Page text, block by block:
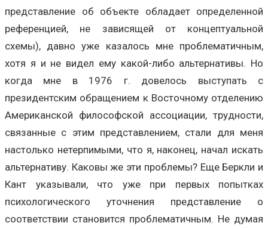
представление об объекте обладает определенной
референцией, не зависящей от концептуальной
схемы), давно уже казалось мне проблематичным,
хотя я и не видел ему какой-либо альтернативы. Но
когда мне в 1976 г. довелось выступать с
президентским обращением к Восточному отделению
Американской философской ассоциации, трудности,
связанные с этим представлением, стали для меня
настолько нетерпимыми, что я, наконец, начал искать
альтернативу. Каковы же эти проблемы? Еще Беркли и
Кант указывали, что уже при первых попытках
психологического уточнения представление о
соответствии становится проблематичным. Не думая